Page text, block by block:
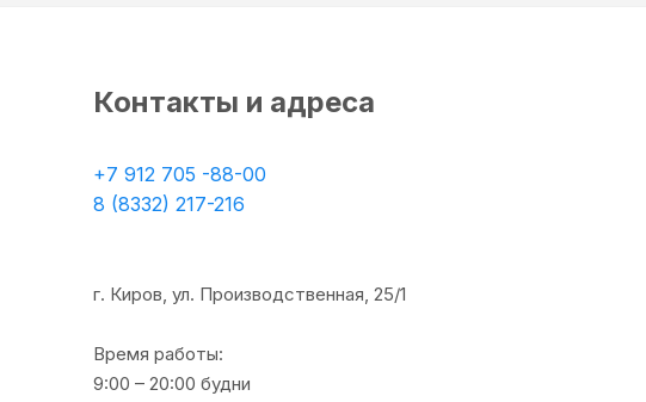
Контакты и адреса
+7 912 705 -88-00
8 (8332) 217-216
г. Киров, ул. Производственная, 25/1
Время работы:
9:00 – 20:00 будни